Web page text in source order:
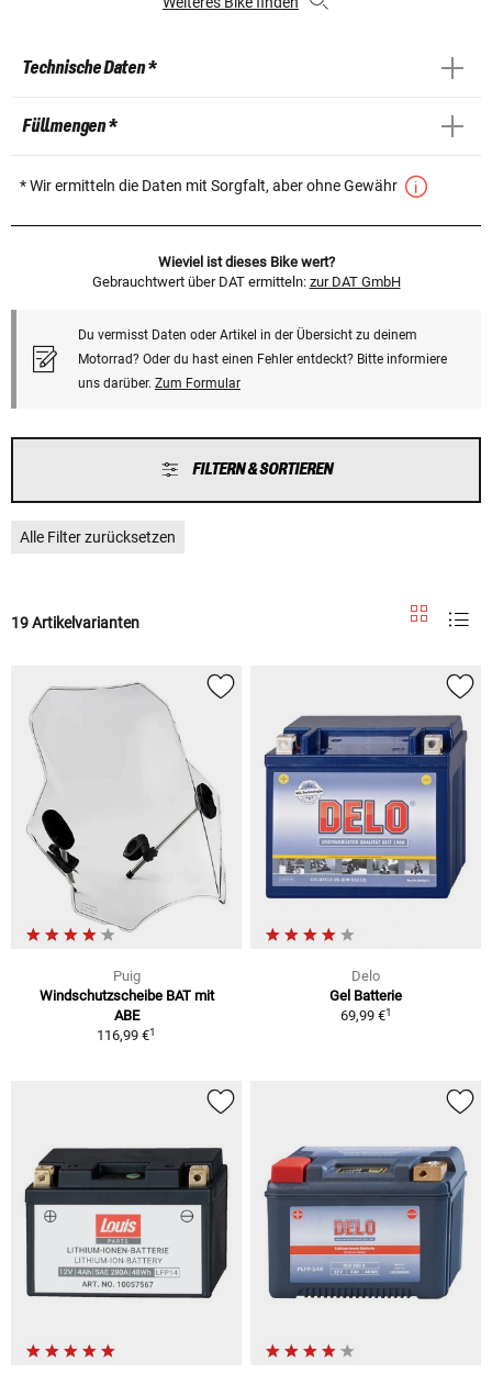
Technische Daten *
Füllmengen *
* Wir ermitteln die Daten mit Sorgfalt, aber ohne Gewähr
Wieviel ist dieses Bike wert?
Gebrauchtwert über DAT ermitteln: zur DAT GmbH
Du vermisst Daten oder Artikel in der Übersicht zu deinem
Motorrad? Oder du hast einen Fehler entdeckt? Bitte informiere
uns darüber. Zum Formular
FILTERN & SORTIEREN
Alle Filter zurücksetzen
19 Artikelvarianten
Puig
Windschutzscheibe BAT mit
ABE
116,99 €1
Delo
Gel Batterie
69,99 €1